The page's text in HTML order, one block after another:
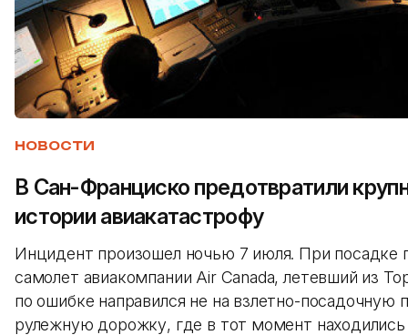
НОВОСТИ
В Сан-Франциско предотвратили
истории авиакатастрофу
Инцидент произошел ночью 7 июля. При посадке
самолет авиакомпании Air Canada, летевший из
по ошибке направился не на взлетно-посадочную
рулежную дорожку, где в тот момент